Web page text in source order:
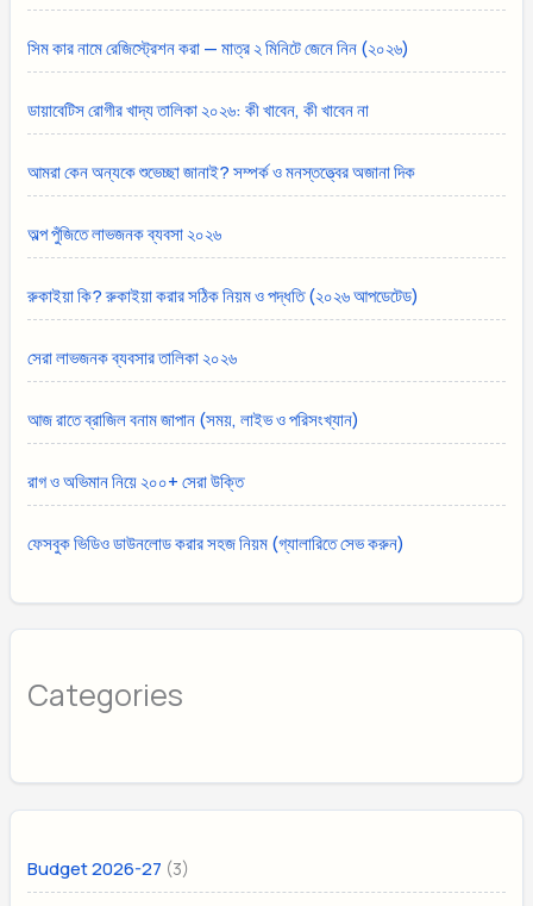
সিম কার নামে রেজিস্ট্রেশন করা — মাত্র ২ মিনিটে জেনে নিন (২০২৬)
ডায়াবেটিস রোগীর খাদ্য তালিকা ২০২৬: কী খাবেন, কী খাবেন না
আমরা কেন অন্যকে শুভেচ্ছা জানাই? সম্পর্ক ও মনস্তত্ত্বের অজানা দিক
অল্প পুঁজিতে লাভজনক ব্যবসা ২০২৬
রুকাইয়া কি? রুকাইয়া করার সঠিক নিয়ম ও পদ্ধতি (২০২৬ আপডেটেড)
সেরা লাভজনক ব্যবসার তালিকা ২০২৬
আজ রাতে ব্রাজিল বনাম জাপান (সময়, লাইভ ও পরিসংখ্যান)
রাগ ও অভিমান নিয়ে ২০০+ সেরা উক্তি
ফেসবুক ভিডিও ডাউনলোড করার সহজ নিয়ম (গ্যালারিতে সেভ করুন)
Categories
Budget 2026-27 (3)